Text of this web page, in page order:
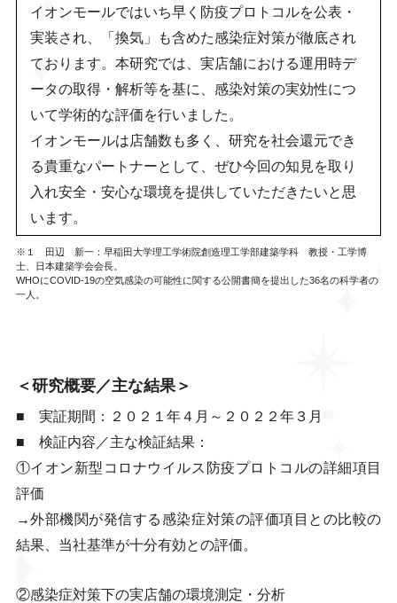
イオンモールではいち早く防疫プロトコルを公表・
実装され、「換気」も含めた感染症対策が徹底され
ております。本研究では、実店舗における運用時デ
ータの取得・解析等を基に、感染対策の実効性につ
いて学術的な評価を行いました。
イオンモールは店舗数も多く、研究を社会還元でき
る貴重なパートナーとして、ぜひ今回の知見を取り
入れ安全・安心な環境を提供していただきたいと思
います。
※１ 田辺 新一：早稲田大学理工学術院創造理工学部建築学科 教授・工学博
士、日本建築学会会長。
WHOにCOVID-19の空気感染の可能性に関する公開書簡を提出した36名の科学者の
一人。
＜研究概要／主な結果＞
■ 実証期間：２０２１年４月～２０２２年３月
■ 検証内容／主な検証結果：
①イオン新型コロナウイルス防疫プロトコルの詳細項目
評価
→外部機関が発信する感染症対策の評価項目との比較の
結果、当社基準が十分有効との評価。
②感染症対策下の実店舗の環境測定・分析